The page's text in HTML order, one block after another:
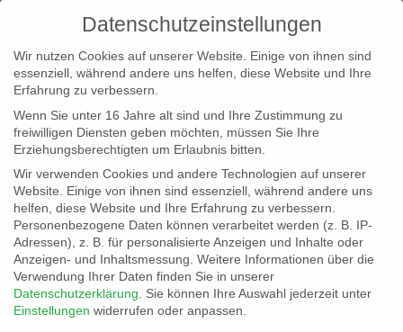
info@erfolgreich-events.de
+4940 46 777 230
Datenschutzeinstellungen
Wir nutzen Cookies auf unserer Website. Einige von ihnen sind
essenziell, während andere uns helfen, diese Website und Ihre
Erfahrung zu verbessern.
Wenn Sie unter 16 Jahre alt sind und Ihre Zustimmung zu
freiwilligen Diensten geben möchten, müssen Sie Ihre
Erziehungsberechtigten um Erlaubnis bitten.
Wir verwenden Cookies und andere Technologien auf unserer
Website. Einige von ihnen sind essenziell, während andere uns
helfen, diese Website und Ihre Erfahrung zu verbessern.
Personenbezogene Daten können verarbeitet werden (z. B. IP-
Adressen), z. B. für personalisierte Anzeigen und Inhalte oder
Anzeigen- und Inhaltsmessung. Weitere Informationen über die
Verwendung Ihrer Daten finden Sie in unserer
Datenschutzerklärung
Sie können Ihre Auswahl jederzeit unter
Einstellungen widerrufen oder anpassen.